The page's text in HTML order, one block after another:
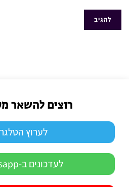
רוצים להשאר
לערוץ
לעדכונים ב-Whatsapp